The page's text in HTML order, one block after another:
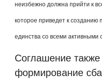
неизбежно должна прийти к
которое приведет к созданию
единства со всеми активными
Соглашение
формирование